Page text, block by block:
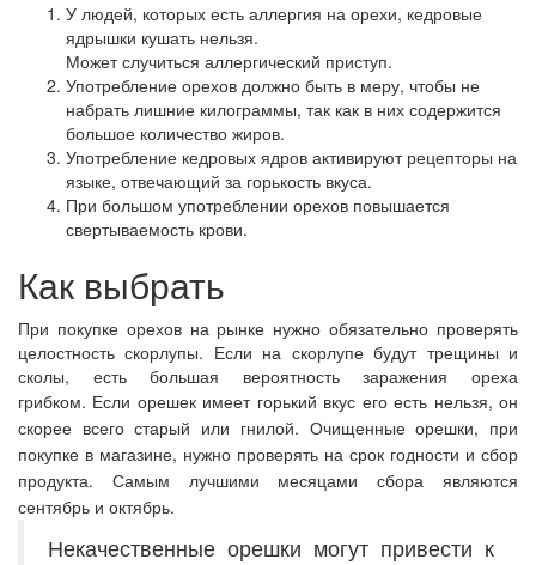
У людей, которых есть аллергия на орехи, кедровые
ядрышки кушать нельзя.
Может случиться аллергический приступ.
Употребление орехов должно быть в меру, чтобы не
набрать лишние килограммы, так как в них содержится
большое количество жиров.
Употребление кедровых ядров активируют рецепторы на
языке, отвечающий за горькость вкуса.
При большом употреблении орехов повышается
свертываемость крови.
Как выбрать
При покупке орехов на рынке нужно обязательно проверять
целостность скорлупы. Если на скорлупе будут трещины и
сколы, есть большая вероятность заражения ореха
грибком. Если орешек имеет горький вкус его есть нельзя, он
скорее всего старый или гнилой. Очищенные орешки, при
покупке в магазине, нужно проверять на срок годности и сбор
продукта. Самым лучшими месяцами сбора являются
сентябрь и октябрь.
Некачественные орешки могут привести к